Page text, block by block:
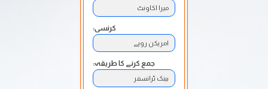
جمع کرنے کا طریقہ: